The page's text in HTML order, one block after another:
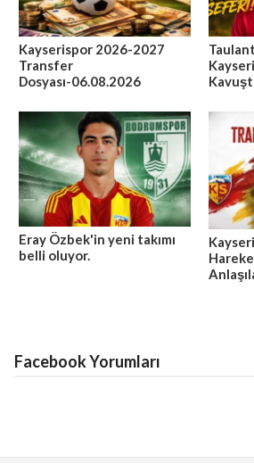
Kayserispor 2026-2027
Transfer
Dosyası-06.08.2026
Eray Özbek'in yeni takımı
belli oluyor.
Facebook Yorumları